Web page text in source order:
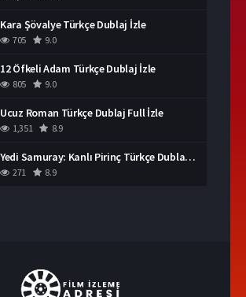
Kara Şövalye Türkçe Dublaj İzle
705 9.0
12 Öfkeli Adam Türkçe Dublaj İzle
805 9.0
Ucuz Roman Türkçe Dublaj Full İzle
1,351 8.9
Yedi Samuray: Kanlı Pirinç Türkçe Dublaj İzle
271 8.9